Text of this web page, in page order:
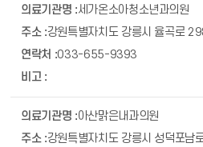
세가온소아청소년과의원
강원특별자치도 강릉시 율곡로
033-655-9393
아산맑은내과의원
강원특별자치도 강릉시 성덕포남